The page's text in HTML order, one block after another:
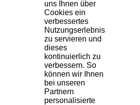
uns Ihnen über
Cookies ein
verbessertes
Nutzungserlebnis
zu servieren und
dieses
kontinuierlich zu
verbessern. So
können wir Ihnen
bei unseren
Partnern
personalisierte